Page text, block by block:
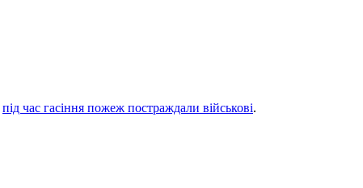
під час гасіння пожеж постраждали військові.